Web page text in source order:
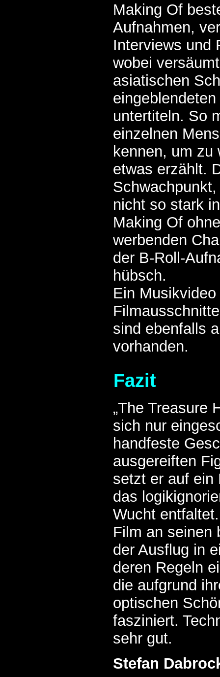
Making Of
Aufnahmen,
Interviews und
wobei
asiatischen
untertiteln. So
einzelnen
kennen, um zu
etwas erzählt.
nicht so stark
Making Of
werbenden
der B-Roll-
hübsch.
Ein
sind ebenfalls
vorhanden.
Fazit
„The Treasure
sich nur
handfeste
ausgereiften
setzt er auf ein
das
Wucht
Film an seinen
der Ausflug in
deren Regeln
die aufgrund
optischen
fasziniert.
sehr gut.
Stefan